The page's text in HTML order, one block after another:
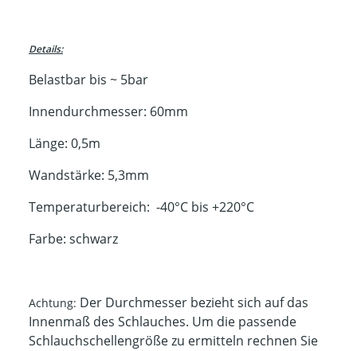
Details:
Belastbar bis ~ 5bar
Innendurchmesser: 60mm
Länge: 0,5m
Wandstärke: 5,3mm
Temperaturbereich: -40°C bis +220°C
Farbe: schwarz
Achtung: Der Durchmesser bezieht sich auf das
Innenmaß des Schlauches. Um die passende
Schlauchschellengröße zu ermitteln rechnen Sie